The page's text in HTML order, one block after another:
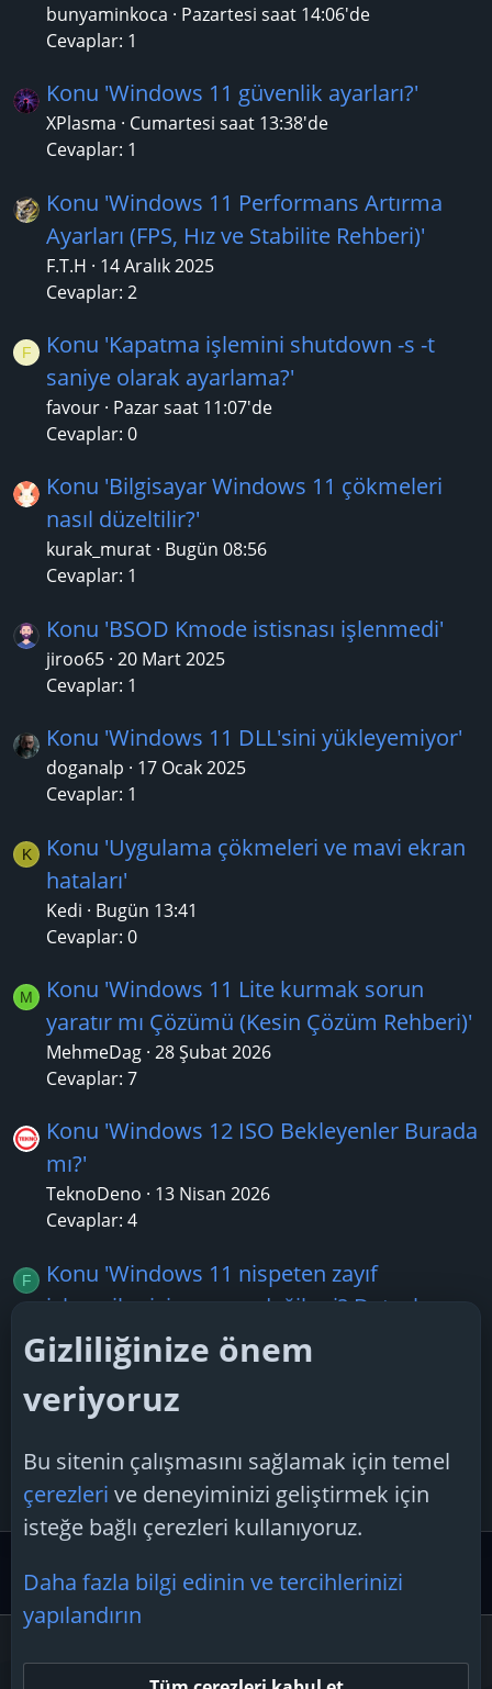
bunyaminkoca
Pazartesi saat 14:06'de
Cevaplar: 1
Konu 'Windows 11 güvenlik ayarları?'
XPlasma
Cumartesi saat 13:38'de
Cevaplar: 1
Konu 'Windows 11 Performans Artırma
Ayarları (FPS, Hız ve Stabilite Rehberi)'
F.T.H
14 Aralık 2025
Cevaplar: 2
F
Konu 'Kapatma işlemini shutdown -s -t
saniye olarak ayarlama?'
favour Pazar saat 11:07'de
Cevaplar: 0
Konu 'Bilgisayar Windows 11 çökmeleri
nasıl düzeltilir?'
kurak_murat Bugün 08:56
Cevaplar: 1
Konu 'BSOD Kmode istisnası işlenmedi'
jiroo65 20 Mart 2025
Cevaplar: 1
Konu 'Windows 11 DLL'sini yükleyemiyor'
doganalp
17 Ocak 2025
Cevaplar: 1
K
Konu 'Uygulama çökmeleri ve mavi ekran
hataları'
Kedi
Bugün 13:41
Cevaplar: 0
M
Konu 'Windows 11 Lite kurmak sorun
yaratır mı Çözümü (Kesin Çözüm Rehberi)'
MehmeDag 28 Şubat 2026
Cevaplar: 7
Konu 'Windows 12 ISO Bekleyenler Burada
mı?'
TeknoDeno
13 Nisan 2026
Cevaplar: 4
F
Konu 'Windows 11 nispeten zayıf
işlemciler için uygun değil mi? Detaylı
Cevap ve Öneriler'
febboi 20 Ekim 2025
Cevaplar: 2
W Konu 'Windows 11 Performansı?'
26 Temmuz 2026
Cevaplar: 1
Microsoft Desteği Windows 11 Desteği
Gizliliğinize önem
veriyoruz
Bu sitenin çalışmasını sağlamak için temel
çerezleri ve deneyiminizi geliştirmek için
isteğe bağlı çerezleri kullanıyoruz.
Daha fazla bilgi edinin ve tercihlerinizi
yapılandırın